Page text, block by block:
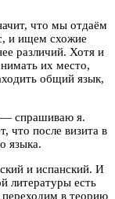
что мы отдаём
и ищем схожие
различий. Хотя и
их место,
общий язык,
— спрашиваю я.
что после визита в
языка.
и испанский. И
литературы есть
переходим в теорию